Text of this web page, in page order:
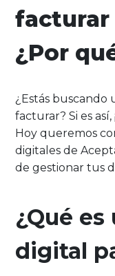
facturar
¿Por
¿Estás buscando
facturar? Si es
Hoy queremos
digitales de
de gestionar tus
¿Qué
digital